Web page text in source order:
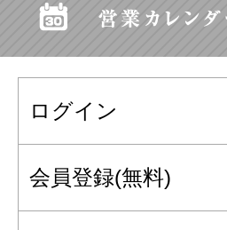
ログイン
会員登録(無料)